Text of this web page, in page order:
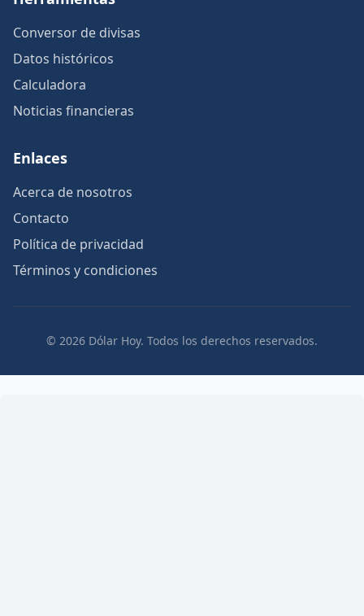
Conversor de divisas
Datos históricos
Calculadora
Noticias financieras
Enlaces
Acerca de nosotros
Contacto
Política de privacidad
Términos y condiciones
© 2026 Dólar Hoy. Todos los derechos reservados.